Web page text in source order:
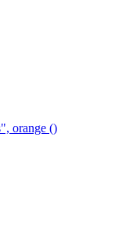
orange ()